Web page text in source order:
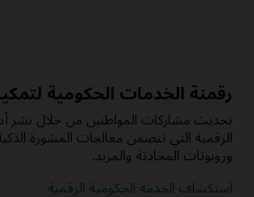
رقمنة الخدمات الحكومية
تحديث مشاركات المواطنين من خلال نشر
الرقمية التي تتضمن معالجات المشورة
وروبوتات المحادثة والمزيد.
استكشاف الخدمة الحكومية الرقمية